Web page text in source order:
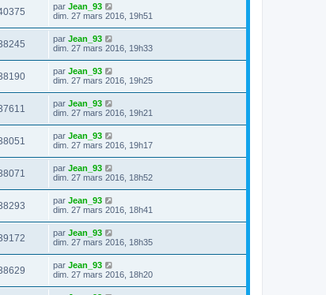
par Jean_93
dim. 27 mars 2016, 19h51
par Jean_93
dim. 27 mars 2016, 19h33
par Jean_93
dim. 27 mars 2016, 19h25
par Jean_93
dim. 27 mars 2016, 19h21
par Jean_93
dim. 27 mars 2016, 19h17
par Jean_93
dim. 27 mars 2016, 18h52
par Jean_93
dim. 27 mars 2016, 18h41
par Jean_93
dim. 27 mars 2016, 18h35
par Jean_93
dim. 27 mars 2016, 18h20